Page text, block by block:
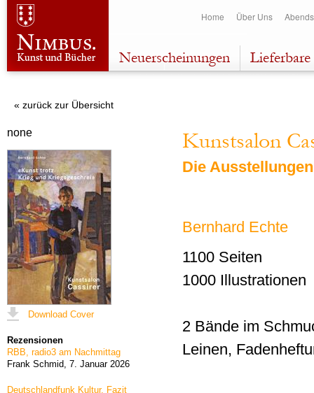
Home Über Uns
Neuerscheinungen
none
Download Cover
Rezensionen
RBB, radio3 am Nachmittag
Frank Schmid, 7. Januar 2026
Deutschlandfunk Kultur, Fazit
« zurück zur Übersicht
Kunstsalon
Die
Bernhard Echte
1100 Seiten
1000 Illustrationen
2 Bände im
Leinen,